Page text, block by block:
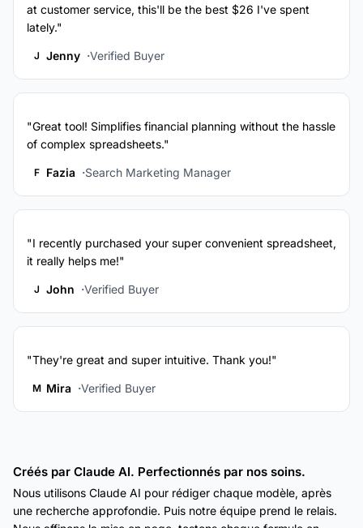
at customer service, this'll be the best $26 I've spent
lately."
J Jenny Verified Buyer
"Great tool! Simplifies financial planning without the hassle
of complex spreadsheets."
F Fazia Search Marketing Manager
"I recently purchased your super convenient spreadsheet,
it really helps me!"
J John Verified Buyer
"They're great and super intuitive. Thank you!"
M Mira Verified Buyer
Créés par Claude AI. Perfectionnés par nos soins.
Nous utilisons Claude AI pour rédiger chaque modèle, après
une recherche approfondie. Puis notre équipe prend le relais.